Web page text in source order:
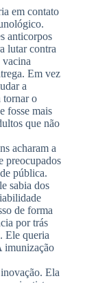
em contato
anticorpos
lutar contra
Em vez
a
tornar o
fosse mais
que não
acharam a
preocupados
pública.
sabia dos
de forma
por trás
Ele queria
imunização
Ela